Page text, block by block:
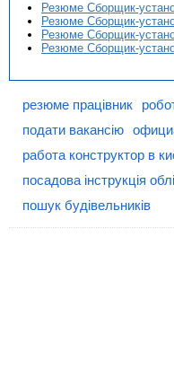
Резюме Сборщик-
Резюме Сборщик-
Резюме Сборщик-
Резюме Сборщик-
резюме працівник
подати вакансію
работа конструктор в
посадова інструкція
пошук будівельників